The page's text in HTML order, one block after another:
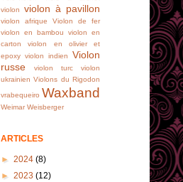
violon
violon à pavillon
violon afrique
Violon de fer
violon en bambou
violon en
carton
violon en olivier et
epoxy violon indien
Violon
russe
violon turc
violon
ukrainien Violons du Rigodon
vrabequeiro Waxband
Weimar Weisberger
ARTICLES
► 2024 (8)
► 2023 (12)